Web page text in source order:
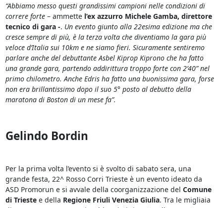
“Abbiamo messo questi grandissimi campioni nelle condizioni di
correre forte– ammette l’ex azzurro Michele Gamba, direttore
tecnico di gara -. Un evento giunto alla 22esima edizione ma che
cresce sempre di più, è la terza volta che diventiamo la gara più
veloce d’Italia sui 10km e ne siamo fieri. Sicuramente sentiremo
parlare anche del debuttante Asbel Kiprop Kiprono che ha fatto
una grande gara, partendo addirittura troppo forte con 2’40” nel
primo chilometro. Anche Edris ha fatto una buonissima gara, forse
non era brillantissimo dopo il suo 5° posto al debutto della
maratona di Boston di un mese fa”.
Gelindo Bordin
Per la prima volta l’evento si è svolto di sabato sera, una
grande festa, 22^ Rosso Corri Trieste è un evento ideato da
ASD Promorun e si avvale della coorganizzazione del Comune
di Trieste e della Regione Friuli Venezia Giulia. Tra le migliaia